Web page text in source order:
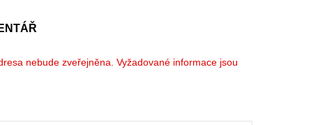
nebude zveřejněna. Vyžadované informace jsou